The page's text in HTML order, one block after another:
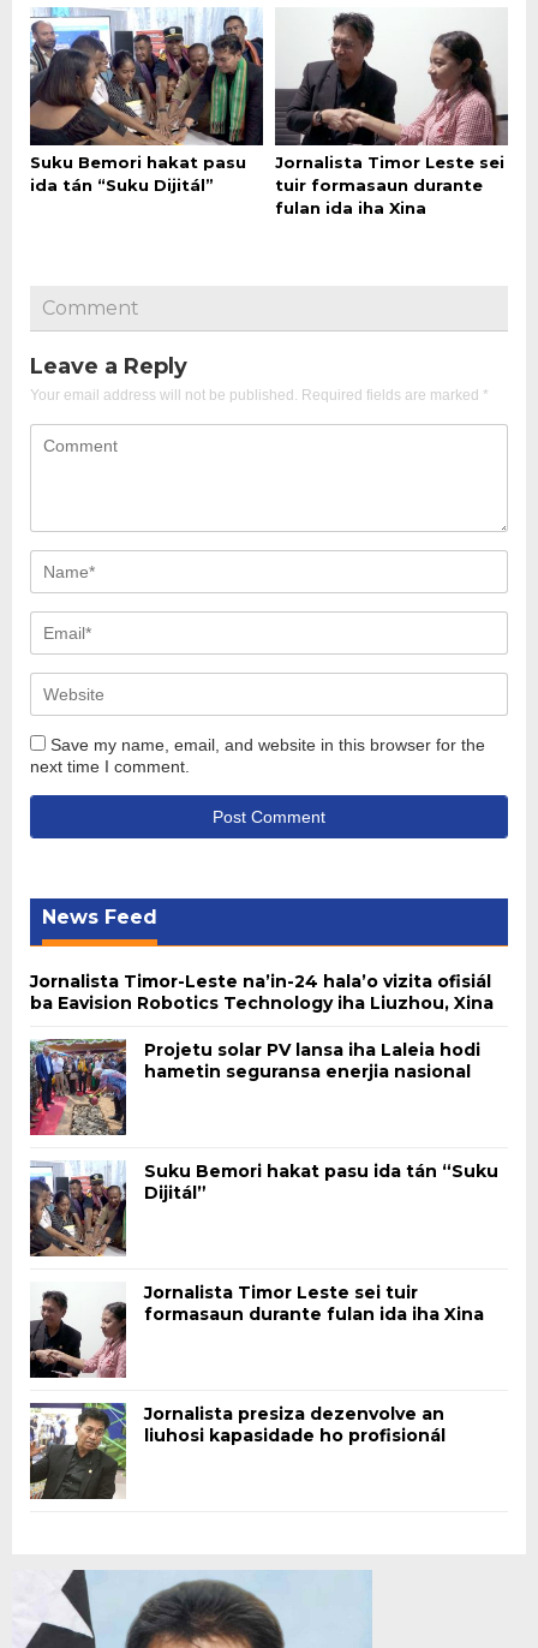
Suku Bemori hakat pasu
ida tán “Suku Dijitál”
Jornalista Timor Leste sei
tuir formasaun durante
fulan ida iha Xina
Comment
Leave a Reply
Your email address will not be published. Required fields are marked *
Save my name, email, and website in this browser for the
next time I comment.
News Feed
Jornalista Timor-Leste na’in-24 hala’o vizita ofisiál
ba Eavision Robotics Technology iha Liuzhou, Xina
Projetu solar PV lansa iha Laleia hodi
hametin seguransa enerjia nasional
Suku Bemori hakat pasu ida tán “Suku
Dijitál”
Jornalista Timor Leste sei tuir
formasaun durante fulan ida iha Xina
Jornalista presiza dezenvolve an
liuhosi kapasidade ho profisionál